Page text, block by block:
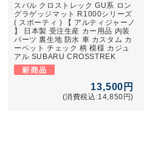
スバル クロストレック GU系 ロン
グラゲッジマット R1000シリーズ
( スポーティ ) 【 アルティジャーノ
】 日本製 受注生産 カー用品 内装
パーツ 裏生地 防水 車 カスタム カ
ーペット チェック 柄 模様 カジュ
アル SUBARU CROSSTREK
13,500円
(消費税込:14,850円)